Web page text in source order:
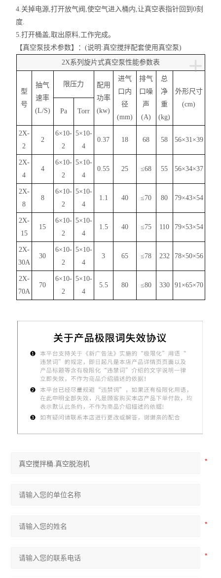
4.关掉电源,打开放气阀,使空气进入桶内,让真空表指针回到0刻
度.
5.打开桶盖,取出原料,工作完成。
【真空泵技术参数】：(说明:真空搅拌配套使用真空泵)
+
2X系列旋片式真空泵性能参数表
型
号
抽气
速率
(L/S)
限压力
配用
功率
(kw)
进气
口内
径
(mm)
排气
口噪
声
(A)
总
净
重
(kg)
外形尺寸
(cm)
Pa
Torr
2X-
2
2
6×10-
2
5×10-
4
0.37 18 68 58 56×31×39
2X-
4
4
6×10-
2
5×10-
4
0.55 25 ≤68 55 56×34×37
2X-
8
8
6×10-
2
5×10-
4
1.1 40 ≤70 80 79×43×54
2X-
15
15
6×10-
2
5×10-
4
1.5 40 ≤75 110 79×53×54
2X-
30A
30
6×10-
2
5×10-
4
3 65 ≤78 232 78×50×56
2X-
70A
70
6×10-
2
5×10-
4
5.5 80 ≤80 330 91×65×70